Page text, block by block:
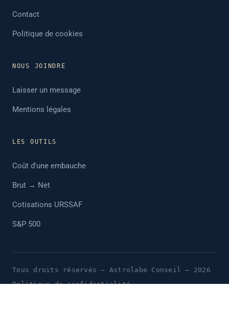
Contact
Politique de cookies
NOUS JOINDRE
Laisser un message
Mentions légales
LES OUTILS
Coût d'une embauche
Brut → Net
Cotisations URSSAF
S&P 500
Tous droits réservés — Astrolabe Conseil — 2026
Politique de confidentialité